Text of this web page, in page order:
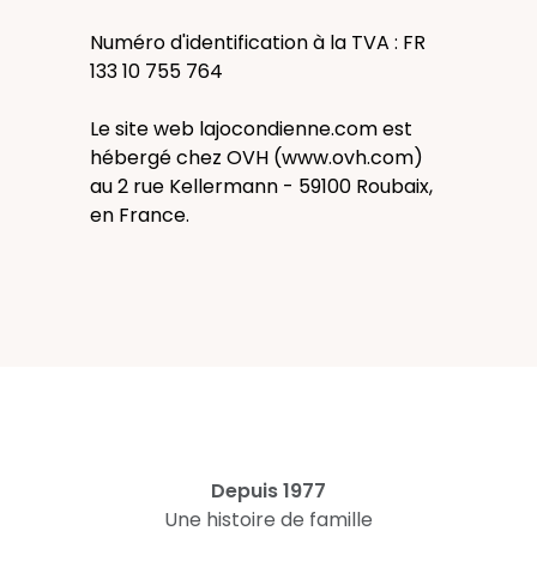
Numéro d'identification à la TVA : FR
133 10 755 764
Le site web lajocondienne.com est
hébergé chez OVH (www.ovh.com)
au 2 rue Kellermann - 59100 Roubaix,
en France.
Depuis 1977
Une histoire de famille